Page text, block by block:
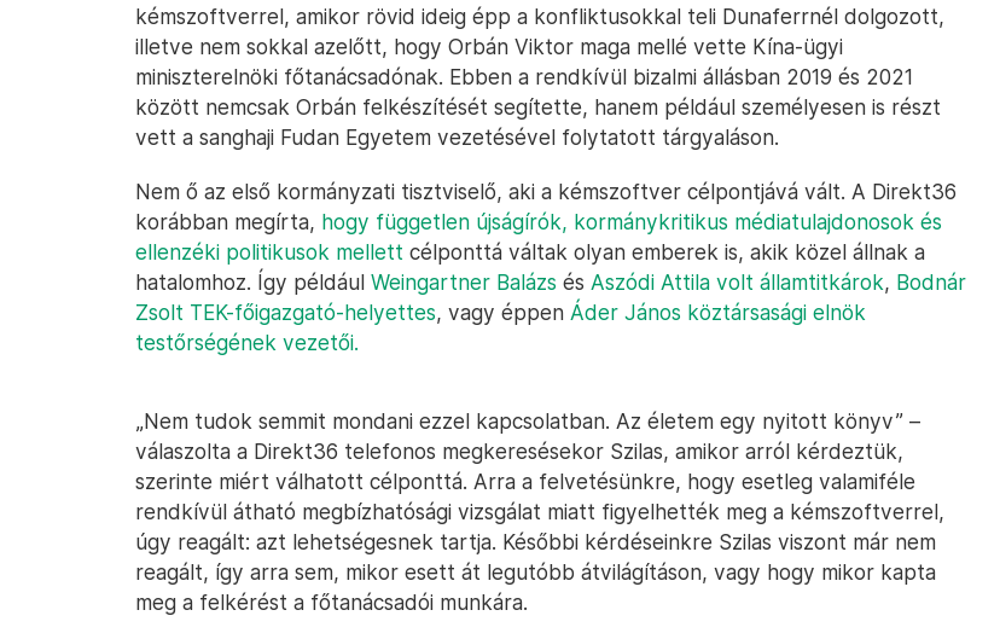
kémszoftverrel, amikor rövid ideig épp a konfliktusokkal teli Dunaferrnél dolgozott,
illetve nem sokkal azelőtt, hogy Orbán Viktor maga mellé vette Kína-ügyi
miniszterelnöki főtanácsadónak. Ebben a rendkívül bizalmi állásban 2019 és 2021
között nemcsak Orbán felkészítését segítette, hanem például személyesen is részt
vett a sanghaji Fudan Egyetem vezetésével folytatott tárgyaláson.
Nem ő az első kormányzati tisztviselő, aki a kémszoftver célpontjává vált. A Direkt36
korábban megírta, hogy független újságírók, kormánykritikus médiatulajdonosok és
ellenzéki politikusok mellett célponttá váltak olyan emberek is, akik közel állnak a
hatalomhoz. Így például Weingartner Balázs és Aszódi Attila volt államtitkárok, Bodnár
Zsolt TEK-főigazgató-helyettes, vagy éppen Áder János köztársasági elnök
testőrségének vezetői.
„Nem tudok semmit mondani ezzel kapcsolatban. Az életem egy nyitott könyv” –
válaszolta a Direkt36 telefonos megkeresésekor Szilas, amikor arról kérdeztük,
szerinte miért válhatott célponttá. Arra a felvetésünkre, hogy esetleg valamiféle
rendkívül átható megbízhatósági vizsgálat miatt figyelhették meg a kémszoftverrel,
úgy reagált: azt lehetségesnek tartja. Későbbi kérdéseinkre Szilas viszont már nem
reagált, így arra sem, mikor esett át legutóbb átvilágításon, vagy hogy mikor kapta
meg a felkérést a főtanácsadói munkára.